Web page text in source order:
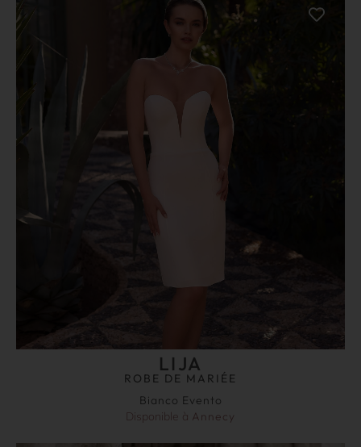
LIJA
ROBE DE MARIÉE
Bianco Evento
Disponible à Annecy